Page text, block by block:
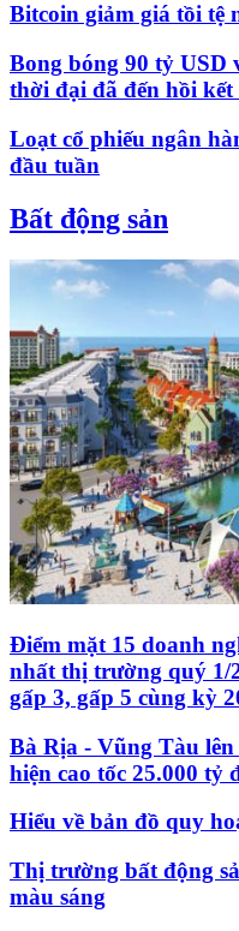
Bitcoin giảm giá tồi tệ
Bong bóng 90 tỷ
thời đại đã đến hồi kết
Loạt cổ phiếu ngân
đầu tuần
Bất động sản
Điểm mặt 15 doanh
nhất thị trường quý 1/
gấp 3, gấp 5 cùng kỳ
Bà Rịa - Vũng Tàu
hiện cao tốc 25.000 tỷ
Hiểu về bản đồ quy
Thị trường bất động
màu sáng